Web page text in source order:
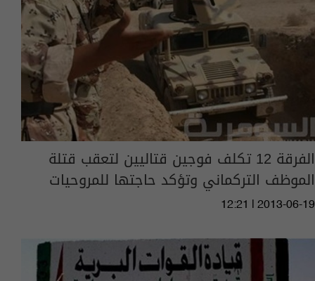
الفرقة 12 تكلف فوجين قتاليين لتعقب قتلة
الموظف التركماني وتؤكد حاجتها للمروحيات
12:21 | 2013-06-19